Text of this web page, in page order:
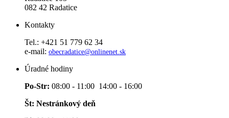
082 42 Radatice
Kontakty
Tel.: +421 51 779 62 34
e-mail: obecradatice@onlinenet.sk
Úradné hodiny
Po-Str: 08:00 - 11:00 14:00 - 16:00
Št: Nestránkový deň